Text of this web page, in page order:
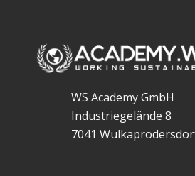
WS Academy GmbH
Industriegelände 8
7041